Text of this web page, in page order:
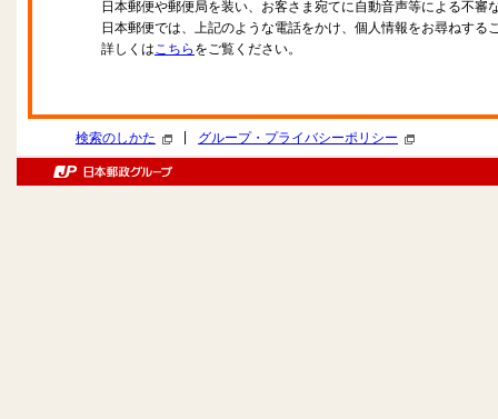
日本郵便や郵便局を装い、お客さま宛てに自動音声等による不審
日本郵便では、上記のような電話をかけ、個人情報をお尋ねする
詳しくはこちら をご覧ください。
検索のしかた グループ・プライバシーポリシー